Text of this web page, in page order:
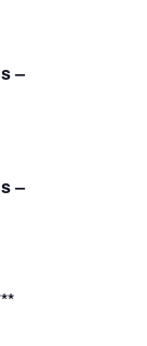
–
–